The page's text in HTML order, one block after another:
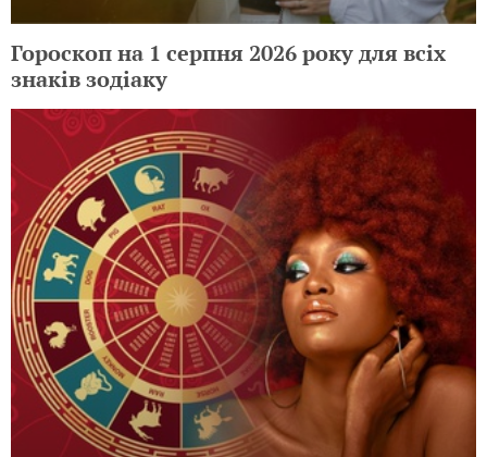
Гороскоп на 1 серпня 2026 року для всіх
знаків зодіаку